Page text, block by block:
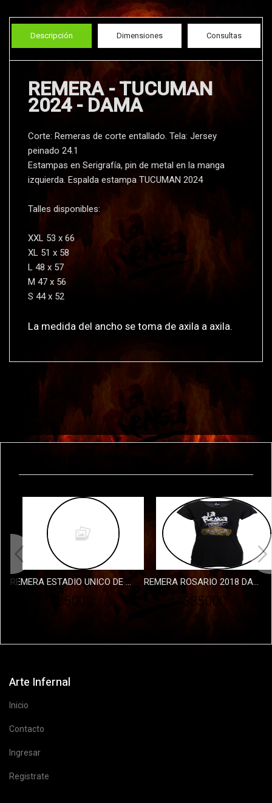
Descripción Dimensiones Consultas
REMERA - TUCUMAN
2024 - DAMA
Corte: Remeras de corte entallado. Tela: Jersey
peinado 24.1
Estampas en Serigrafí­a, pin de metal en la manga
izquierda. Espalda estampa TUCUMAN 2024
Talles disponibles:
XXL 53 x 66
XL 51 x 58
L 48 x 57
M 47 x 56
S 44 x 52
La medida del ancho se toma de axila a axila.
REMERA ESTADIO UNICO DE LA PLATA DAMA
$35000
REMERA ROSARIO 2018 DAMA
$35000
Arte Infernal
Inicio
Contacto
Ingresar
Registrate